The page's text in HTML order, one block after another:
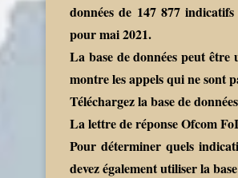
données de 147 877
pour mai 2021.
La base de données peut
montre les appels qui ne sont
Téléchargez la base de
La lettre de réponse Ofcom
Pour déterminer quels
devez également utiliser la